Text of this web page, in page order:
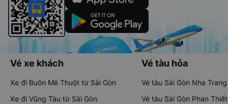
Vé xe khách
Xe đi Buôn Mê Thuột từ Sài Gòn
Xe đi Vũng Tàu từ Sài Gòn
Vé tàu hỏa
Vé tàu Sài Gòn Nha Trang
Vé tàu Sài Gòn Phan Thiết